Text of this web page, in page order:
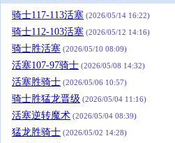
骑士117-113活塞 (2026/05/14 16:22)
骑士112-103活塞 (2026/05/12 14:16)
骑士胜活塞 (2026/05/10 08:09)
活塞107-97骑士 (2026/05/08 14:32)
活塞胜骑士 (2026/05/06 10:57)
骑士胜猛龙晋级 (2026/05/04 11:16)
活塞逆转魔术 (2026/05/04 08:39)
猛龙胜骑士 (2026/05/02 14:28)